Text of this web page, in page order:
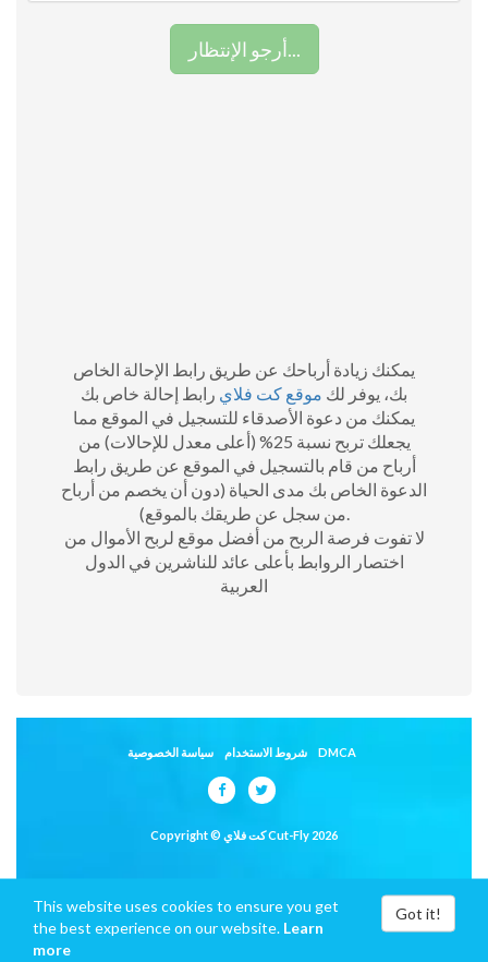
أرجو الإنتظار...
يمكنك زيادة أرباحك عن طريق رابط الإحالة الخاص
بك، يوفر لك موقع كت فلاي رابط إحالة خاص بك
يمكنك من دعوة الأصدقاء للتسجيل في الموقع مما
يجعلك تربح نسبة 25% (أعلى معدل للإحالات) من
أرباح من قام بالتسجيل في الموقع عن طريق رابط
الدعوة الخاص بك مدى الحياة (دون أن يخصم من أرباح
من سجل عن طريقك بالموقع).
لا تفوت فرصة الربح من أفضل موقع لربح الأموال من
اختصار الروابط بأعلى عائد للناشرين في الدول
العربية
سياسة الخصوصية شروط الاستخدام DMCA
Copyright © كت فلاي Cut-Fly 2026
This website uses cookies to ensure you get
the best experience on our website. Learn
more
Got it!